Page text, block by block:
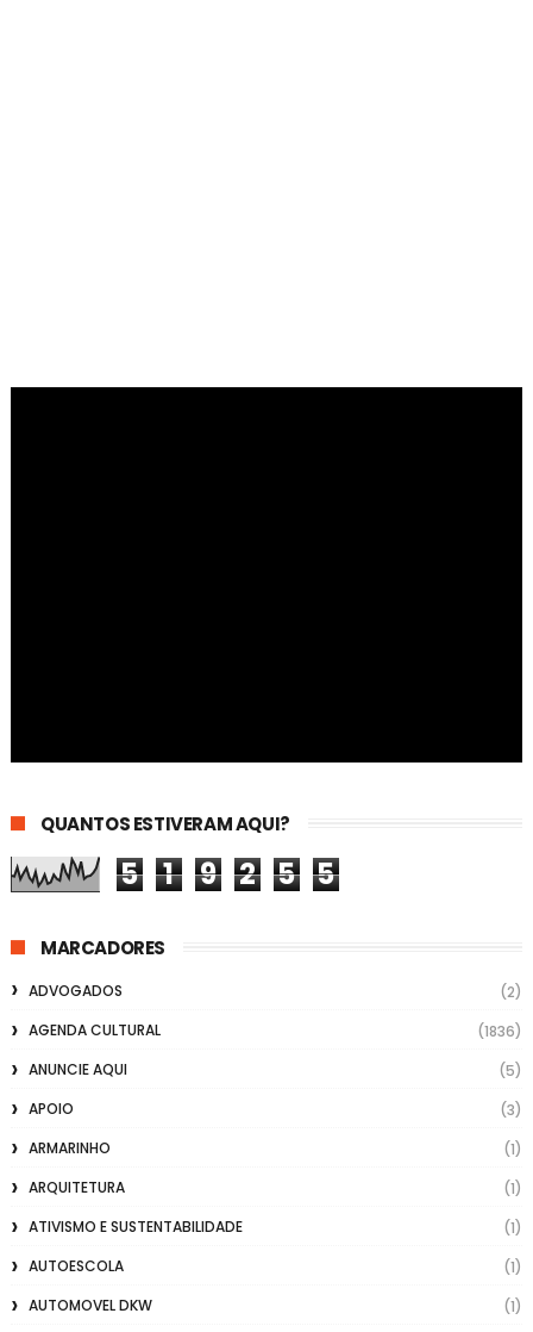
QUANTOS ESTIVERAM AQUI?
5 1 9 2 5 5
MARCADORES
ADVOGADOS
(2)
AGENDA CULTURAL
(1836)
ANUNCIE AQUI
(5)
APOIO
(3)
ARMARINHO
(1)
ARQUITETURA
(1)
ATIVISMO E SUSTENTABILIDADE
(1)
AUTOESCOLA
(1)
AUTOMOVEL DKW
(1)